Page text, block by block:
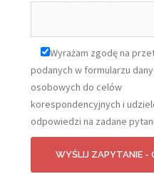
Wyrażam zgodę na
podanych w formularzu
osobowych do celów
korespondencyjnych i
odpowiedzi na zadane